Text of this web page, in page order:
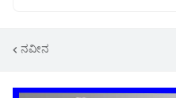
ನವೀನ